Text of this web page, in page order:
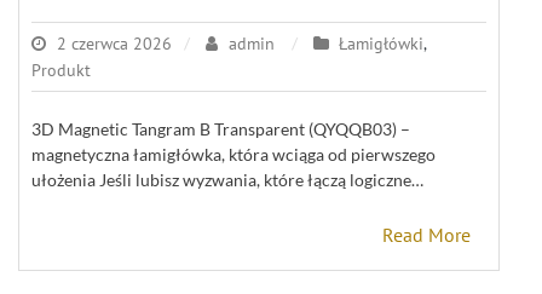
2 czerwca 2026 admin Łamigłówki,
Produkt
3D Magnetic Tangram B Transparent (QYQQB03) –
magnetyczna łamigłówka, która wciąga od pierwszego
ułożenia Jeśli lubisz wyzwania, które łączą logiczne…
Read More